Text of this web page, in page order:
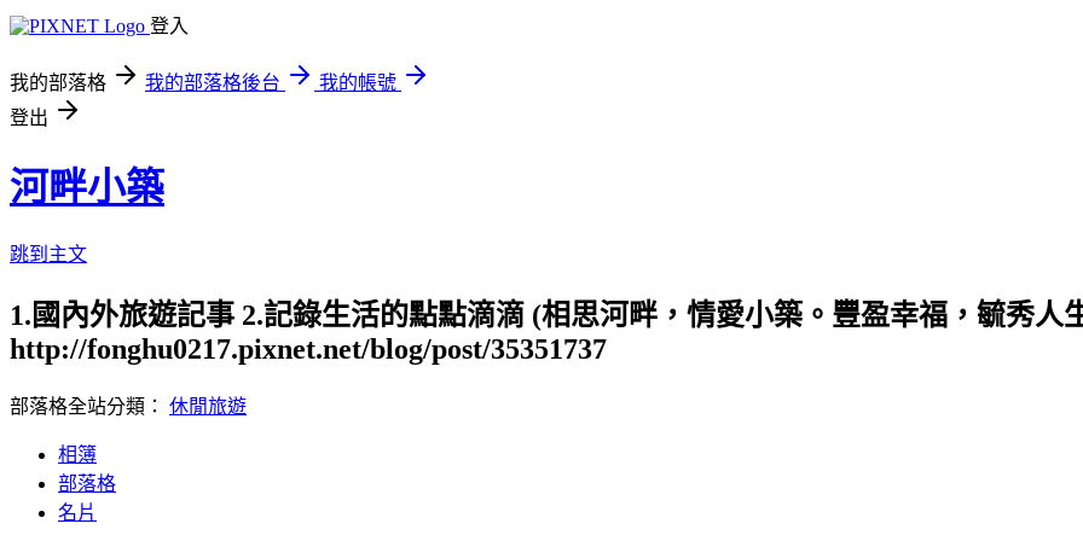
登入
我的部落格 我的部落格後台
我的帳號
登出
河畔小築
跳到主文
1.國內外旅遊記事 2.記錄生活的點點滴滴 (相思河畔，情愛小築。豐盈幸福，毓秀人
http://fonghu0217.pixnet.net/blog/post/35351737
部落格全站分類： 休閒旅遊
相簿
部落格
名片